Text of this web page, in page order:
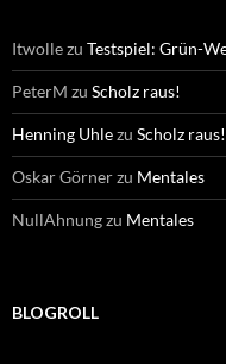
Itwollezu Testspiel: Grün-
PeterM zu Scholz raus!
Henning Uhlezu Scholz raus!
Oskar Görnerzu Mentales
NullAhnungzu Mentales
BLOGROLL